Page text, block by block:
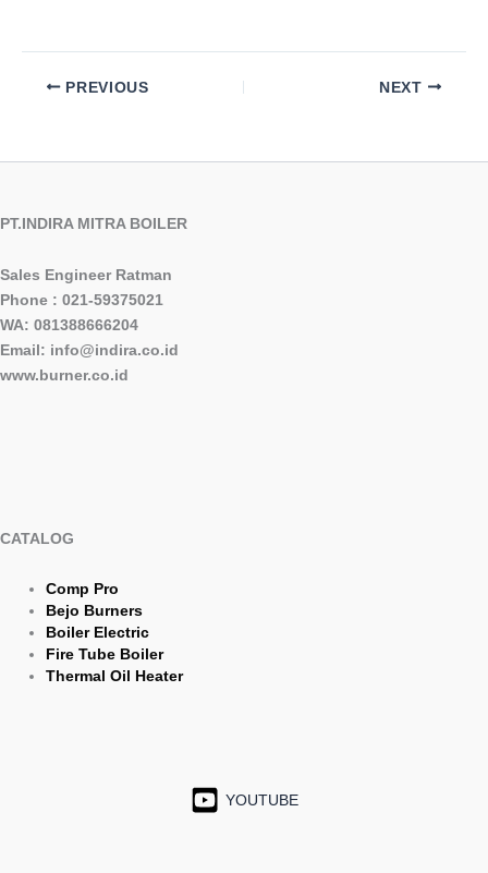
PREVIOUS NEXT
PT.INDIRA MITRA BOILER
Sales Engineer Ratman
Phone : 021-59375021
WA: 081388666204
Email: info@indira.co.id
www.burner.co.id
CATALOG
Comp Pro
Bejo Burners
Boiler Electric
Fire Tube Boiler
Thermal Oil Heater
YOUTUBE